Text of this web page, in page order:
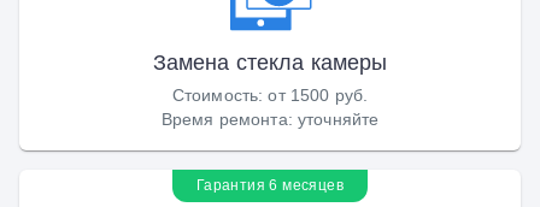
Замена стекла камеры
Стоимость:от 1500 руб.
Время ремонта: уточняйте
Гарантия 6 месяцев